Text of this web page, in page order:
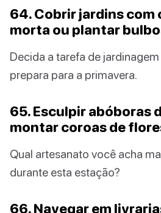
64. Cobrir jardins com
morta ou plantar
Decida a tarefa de
prepara para a primavera.
65. Esculpir abóboras
montar coroas de
Qual artesanato você acha
durante esta estação?
66. Navegar em